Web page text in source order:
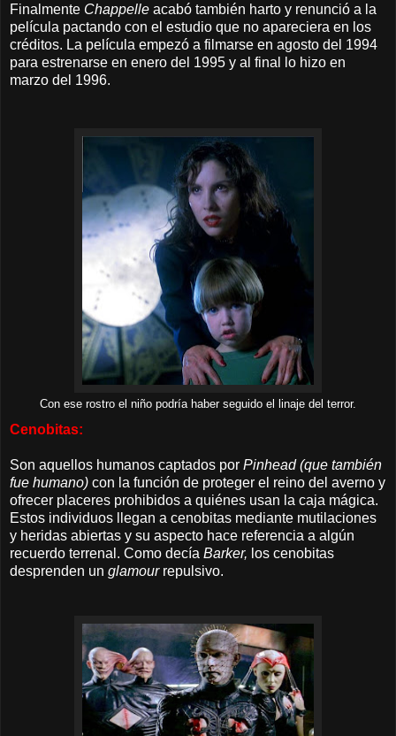
Finalmente Chappelle acabó también harto y renunció a la
película pactando con el estudio que no apareciera en los
créditos. La película empezó a filmarse en agosto del 1994
para estrenarse en enero del 1995 y al final lo hizo en
marzo del 1996.
Con ese rostro el niño podría haber seguido el linaje del terror.
Cenobitas:
Son aquellos humanos captados por Pinhead (que también
fue humano) con la función de proteger el reino del averno y
ofrecer placeres prohibidos a quiénes usan la caja mágica.
Estos individuos llegan a cenobitas mediante mutilaciones
y heridas abiertas y su aspecto hace referencia a algún
recuerdo terrenal. Como decía Barker, los cenobitas
desprenden un glamour repulsivo.